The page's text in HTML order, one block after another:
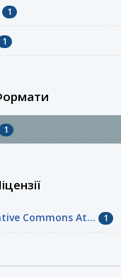
1
1
1
Commons At... 1